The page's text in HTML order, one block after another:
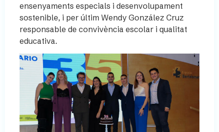
ensenyaments especials i desenvolupament
sostenible, i per últim Wendy González Cruz
responsable de convivència escolar i qualitat
educativa.